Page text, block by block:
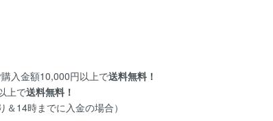
入金額10,000円以上で送料無料！
上で送料無料！
＆14時までに入金の場合）